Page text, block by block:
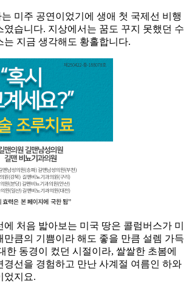
미주 공연이었기에 생애 첫 국제선 비행
였습니다. 지상에서는 꿈도 꾸지 못했던 수
는 지금 생각해도 황홀합니다.
처음 밟아보는 미국 땅은 콜럼버스가 미
만큼의 기쁨이라 해도 좋을 만큼 설렘 가득
한 동경이 컸던 시절이라, 쌀쌀한 초봄에
경선을 경험하고 만난 사계절 여름인 하와
었지요.